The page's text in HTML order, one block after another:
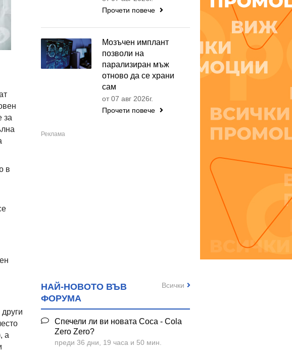
за
в
а
Прочети повече
Мозъчен имплант
позволи на
парализиран мъж
отново да се храни
сам
от 07 авг 2026г.
Прочети повече
НАЙ-НОВОТО ВЪВ
ФОРУМА
Спечели ли ви новата Coca - Cola
Zero Zero?
преди 36 дни, 19 часа и 50 мин.
Всички